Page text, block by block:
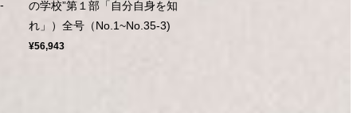
の学校”第１部「自分自身を知
れ」）全号（No.1~No.35-3)
¥56,943